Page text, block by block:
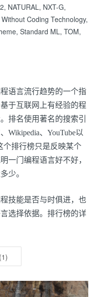
NATURAL, NXT-G,
Coding Technology,
Standard ML, TOM,
语言流行趋势的一个指
于互联网上有经验的程
排名使用著名的搜索引
Wikipedia、YouTube以
个排行榜只是反映某个
一门编程语言好不好，
少。
技能是否与时俱进，也
选择依据。排行榜的详
(1)